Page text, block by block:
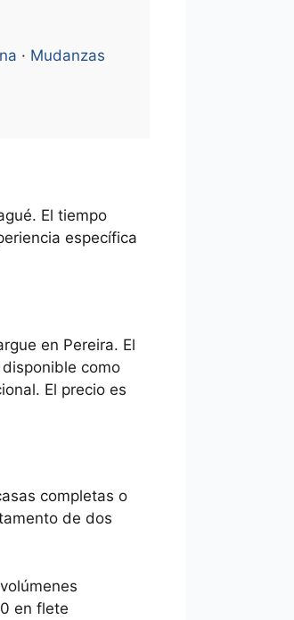
· Mudanzas
El tiempo
específica
en Pereira. El
como
El precio es
completas o
de dos
en flete